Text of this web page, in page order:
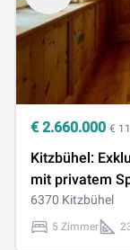
€ 2.660.000 €
Kitzbühel:
mit privatem
6370 Kitzbühel
5 Zimmer